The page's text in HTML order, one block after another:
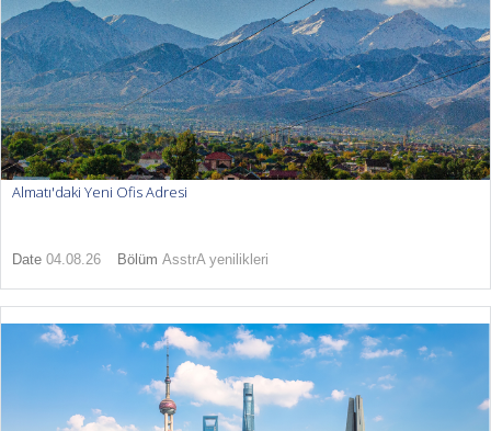
Almatı'daki Yeni Ofis Adresi
Date 04.08.26 Bölüm AsstrA yenilikleri